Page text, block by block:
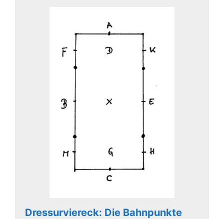
Dressurviereck: Die Bahnpunkte